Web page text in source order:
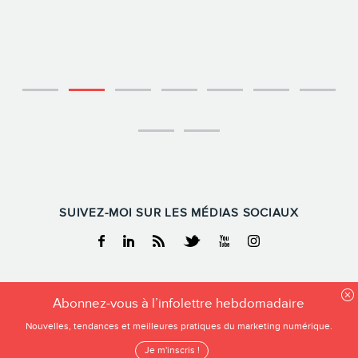
SUIVEZ-MOI SUR LES MÉDIAS SOCIAUX
Facebook
LinkedinRSS TwitterYoutubeInstagram
Frederic Gonzalo 2026
Abonnez-vous à l’infolettre hebdomadaire
Nouvelles, tendances et meilleures pratiques du marketing numérique.
Je m'inscris !